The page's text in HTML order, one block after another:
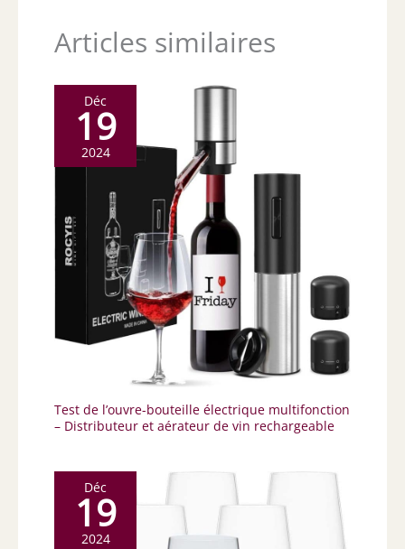
Articles similaires
Déc
19
2024
Test de l’ouvre-bouteille électrique multifonction
– Distributeur et aérateur de vin rechargeable
Déc
19
2024